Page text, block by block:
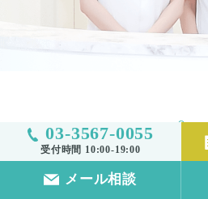
03-3567-0055
受付時間 10:00-19:00
メール相談
TOP